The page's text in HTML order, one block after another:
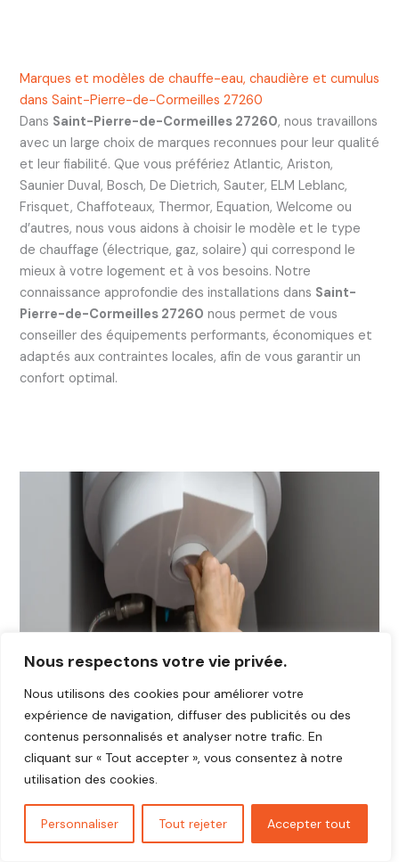
Nous respectons votre vie privée.
Nous utilisons des cookies pour améliorer votre
expérience de navigation, diffuser des publicités ou des
contenus personnalisés et analyser notre trafic. En
cliquant sur « Tout accepter », vous consentez à notre
utilisation des cookies.
Personnaliser Tout rejeter Accepter tout
Marques et modèles de chauffe-eau, chaudière et cumulus
dans Saint-Pierre-de-Cormeilles 27260
Dans Saint-Pierre-de-Cormeilles 27260, nous travaillons
avec un large choix de marques reconnues pour leur qualité
et leur fiabilité. Que vous préfériez Atlantic, Ariston,
Saunier Duval, Bosch, De Dietrich, Sauter, ELM Leblanc,
Frisquet, Chaffoteaux, Thermor, Equation, Welcome ou
d’autres, nous vous aidons à choisir le modèle et le type
de chauffage (électrique, gaz, solaire) qui correspond le
mieux à votre logement et à vos besoins. Notre
connaissance approfondie des installations dans Saint-
Pierre-de-Cormeilles 27260 nous permet de vous
conseiller des équipements performants, économiques et
adaptés aux contraintes locales, afin de vous garantir un
confort optimal.